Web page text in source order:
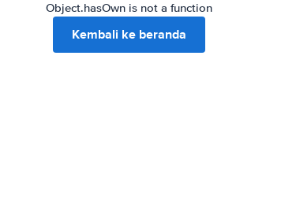
Object.hasOwn is not a function
Kembali ke beranda